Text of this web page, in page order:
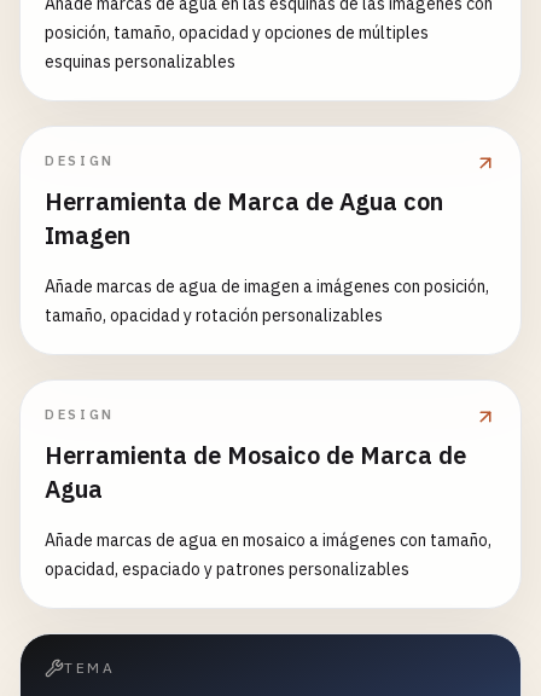
posición, tamaño, opacidad y opciones de múltiples
esquinas personalizables
DESIGN
Herramienta de Marca de Agua con
Imagen
Añade marcas de agua de imagen a imágenes con posición,
tamaño, opacidad y rotación personalizables
DESIGN
Herramienta de Mosaico de Marca de
Agua
Añade marcas de agua en mosaico a imágenes con tamaño,
opacidad, espaciado y patrones personalizables
TEMA